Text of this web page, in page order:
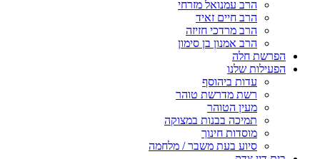
הרב עמנואל מזרחי
הרב חיים זאיד
הרב מרדכי חזיזה
הרב אמנון בן סימון
הפרשת חלה
הפעילות שלנו
עדות ביהוסף
רשת מדרשת טוהר
מעין הטוהר
תמיכה בבנות במצוקה
מוסדות חינוך
סיוע בעת משבר / מלחמה